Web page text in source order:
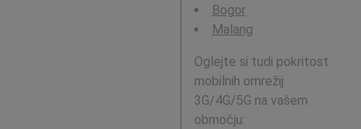
Bogor
Malang
Oglejte si tudi pokritost
mobilnih omrežij
3G/4G/5G na vašem
območju: